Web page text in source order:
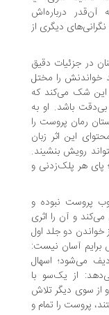
درباره‌اش
دیگری از
دقیق
را مختل
می‌کند که
او به
پروست را
اثر زبان
بنشیند.
پلک‌زدنی و
نبوده و
آن را اثری
دو جلد اول
آسان نیست:
اسهال
از یک‌سو با
دیگر تلاش
را تمام و